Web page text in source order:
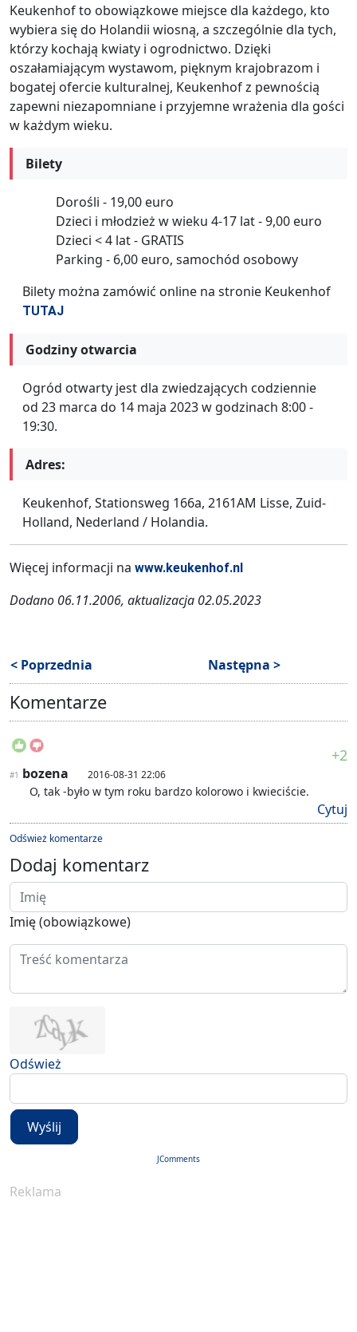
Keukenhof to obowiązkowe miejsce dla każdego, kto
wybiera się do Holandii wiosną, a szczególnie dla tych,
którzy kochają kwiaty i ogrodnictwo. Dzięki
oszałamiającym wystawom, pięknym krajobrazom i
bogatej ofercie kulturalnej, Keukenhof z pewnością
zapewni niezapomniane i przyjemne wrażenia dla gości
w każdym wieku.
Bilety
Dorośli - 19,00 euro
Dzieci i młodzież w wieku 4-17 lat - 9,00 euro
Dzieci < 4 lat - GRATIS
Parking - 6,00 euro, samochód osobowy
Bilety można zamówić online na stronie Keukenhof
TUTAJ
Godziny otwarcia
Ogród otwarty jest dla zwiedzających codziennie
od 23 marca do 14 maja 2023 w godzinach 8:00 -
19:30.
Adres:
Keukenhof, Stationsweg 166a, 2161AM Lisse, Zuid-
Holland, Nederland / Holandia.
Więcej informacji na www.keukenhof.nl
Dodano 06.11.2006, aktualizacja 02.05.2023
< Poprzednia Następna >
Komentarze
+2
#1 bozena 2016-08-31 22:06
O, tak -było w tym roku bardzo kolorowo i kwieciście.
Cytuj
Odśwież komentarze
Dodaj komentarz
Imię (obowiązkowe)
Odśwież
Wyślij
JComments
Reklama